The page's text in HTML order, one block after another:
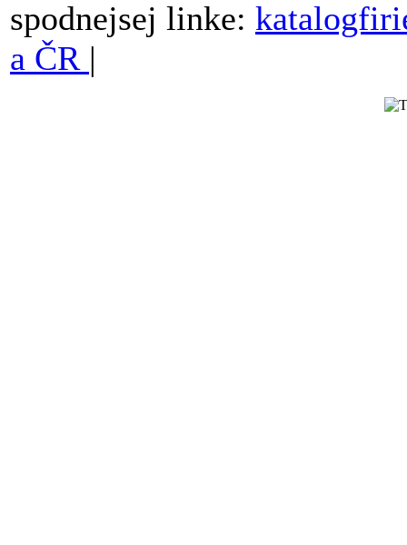
spodnejsej linke:
a ČR |